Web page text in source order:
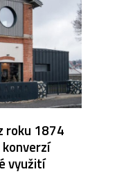
roku 1874
využití